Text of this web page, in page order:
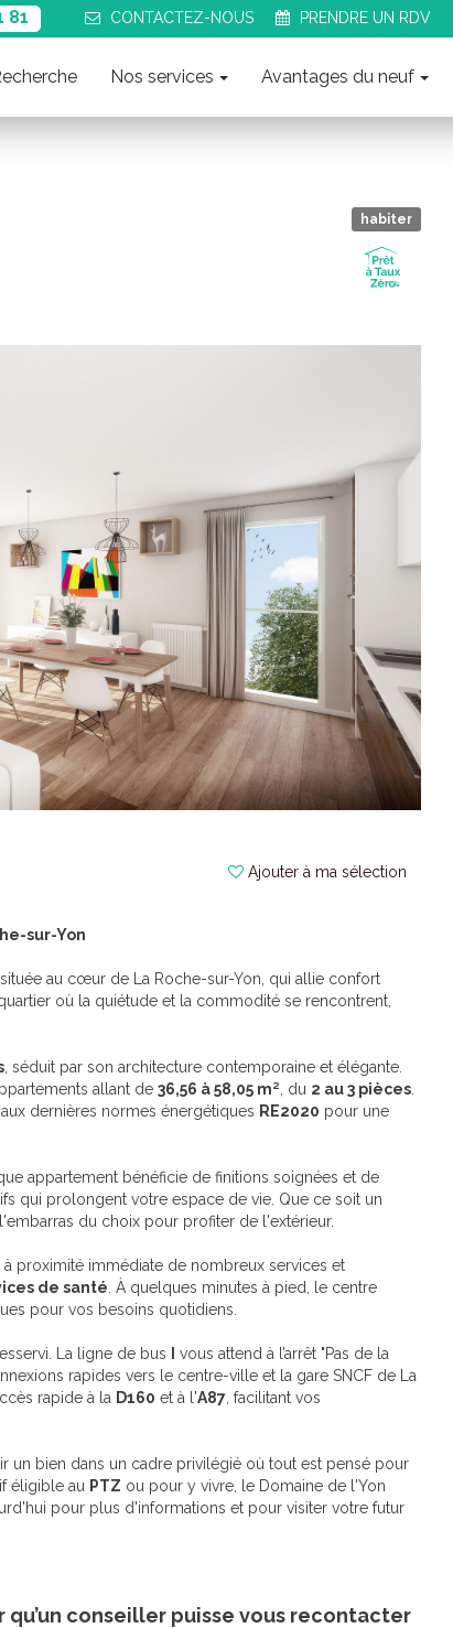
81 CONTACTEZ-NOUS PRENDRE UN RDV
Nos services Avantages du neuf
habiter
Ajouter à ma sélection
sur-Yon
située au cœur de La Roche-sur-Yon, qui allie confort
où la quiétude et la commodité se rencontrent,
, séduit par son architecture contemporaine et élégante.
allant de 36,56 à 58,05 m² , du 2 au 3 pièces
dernières normes énergétiques RE2020 pour une
appartement bénéficie de finitions soignées et de
qui prolongent votre espace de vie. Que ce soit un
du choix pour profiter de l'extérieur.
proximité immédiate de nombreux services et
de santé . À quelques minutes à pied, le centre
pour vos besoins quotidiens.
La ligne de bus
vous attend à l’arrêt "Pas de la
rapides vers le centre-ville et la gare SNCF de La
rapide à la D160 et à l'A87 , facilitant vos
un bien dans un cadre privilégié où tout est pensé pour
éligible au PTZ ou pour y vivre, le Domaine de l'Yon
pour plus d'informations et pour visiter votre futur
conseiller puisse vous recontacter